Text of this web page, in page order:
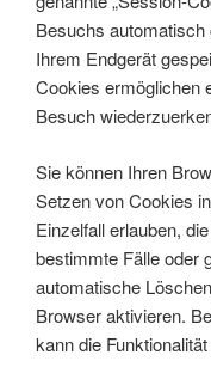
Besuchs
Ihrem Endgerät
Cookies ermöglichen
Besuch
Sie können Ihren
Setzen von Cookies
Einzelfall erlauben,
bestimmte Fälle oder
automatische
Browser aktivieren.
kann die